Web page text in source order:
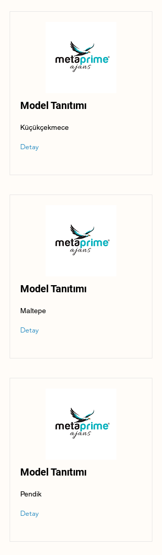
Model Tanıtımı
Küçükçekmece
Detay
Model Tanıtımı
Maltepe
Detay
Model Tanıtımı
Pendik
Detay